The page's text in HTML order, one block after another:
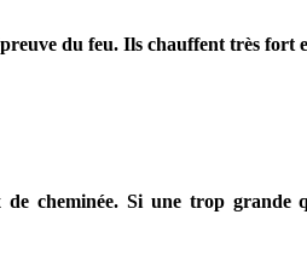
du feu. Ils chauffent très
cheminée. Si une trop grande